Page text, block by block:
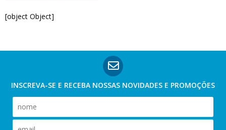
[object Object]
INSCREVA-SE E RECEBA NOSSAS NOVIDADES E PROMOÇÕES